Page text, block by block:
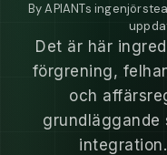
ByAPIANTs
Det är här
förgrening,
och
grundläggande